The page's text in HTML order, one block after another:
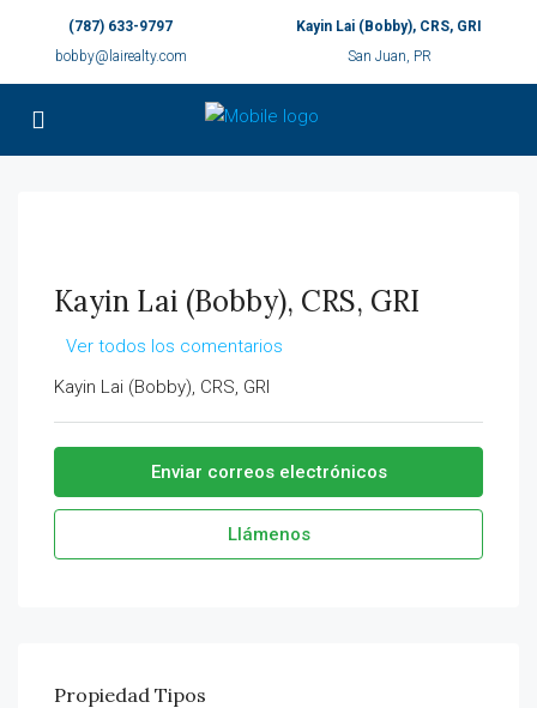
(787) 633-9797
bobby@lairealty.com
Kayin Lai (Bobby), CRS, GRI
San Juan, PR
Kayin Lai (Bobby), CRS, GRI
Ver todos los comentarios
Kayin Lai (Bobby), CRS, GRI
Enviar correos electrónicos
Llámenos
Propiedad Tipos